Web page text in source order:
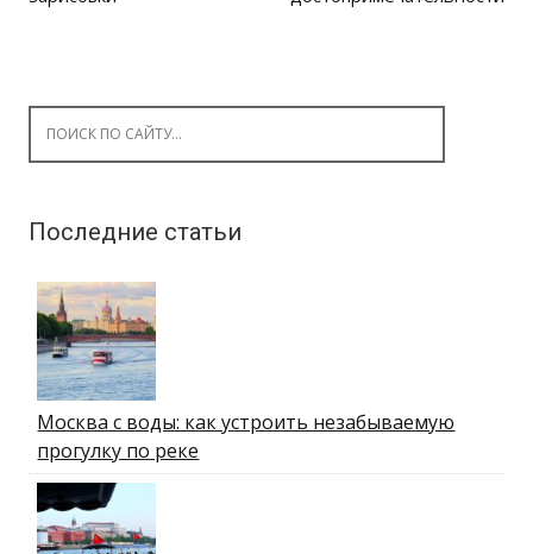
Последние статьи
Москва с воды: как устроить незабываемую
прогулку по реке